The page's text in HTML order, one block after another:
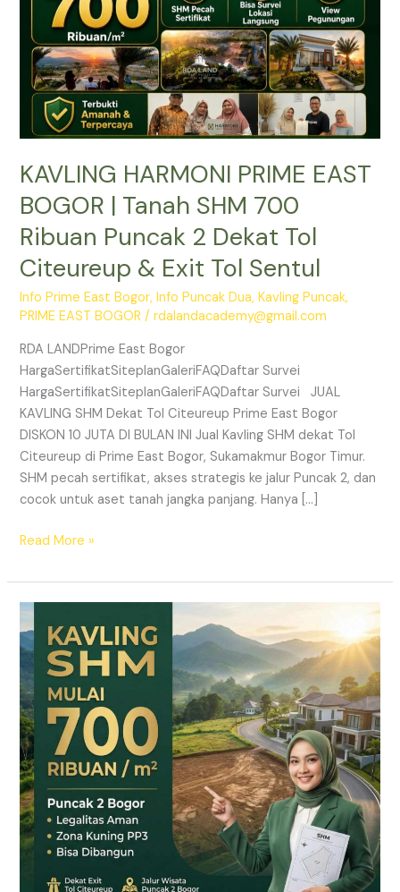
KAVLING HARMONI PRIME EAST
BOGOR | Tanah SHM 700
Ribuan Puncak 2 Dekat Tol
Citeureup & Exit Tol Sentul
Info Prime East Bogor,Info Puncak Dua,Kavling Puncak,
PRIME EAST BOGOR /rdalandacademy@gmail.com
RDA LANDPrime East Bogor
HargaSertifikatSiteplanGaleriFAQDaftar Survei
HargaSertifikatSiteplanGaleriFAQDaftar Survei JUAL
KAVLING SHM Dekat Tol Citeureup Prime East Bogor
DISKON 10 JUTA DI BULAN INI Jual Kavling SHM dekat Tol
Citeureup di Prime East Bogor, Sukamakmur Bogor Timur.
SHM pecah sertifikat, akses strategis ke jalur Puncak 2, dan
cocok untuk aset tanah jangka panjang. Hanya […]
700
Ribuan
Puncak
Dekat
Citeureup
Exit
Tol
Read More »
HARMONI
PRIME
EAST
BOGOR
–
KAVLING
SHM
LEGAL
DI
PUNCAK
2
BOGOR